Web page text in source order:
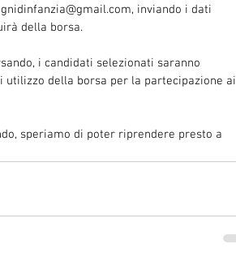
inviando i dati
della borsa.
i candidati selezionati saranno
della borsa per la partecipazione ai
speriamo di poter riprendere presto a